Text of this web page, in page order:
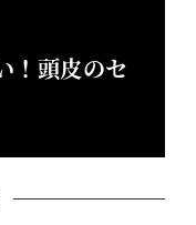
！頭皮のセ